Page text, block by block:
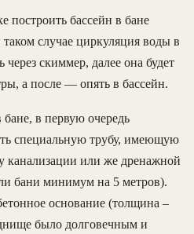
построить бассейн в бане
случае циркуляция воды в
через скиммер, далее она будет
а после — опять в бассейн.
в первую очередь
специальную трубу, имеющую
канализации или же дренажной
бани минимум на 5 метров).
основание (толщина –
было долговечным и